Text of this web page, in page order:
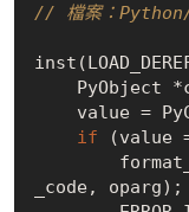
// 檔案：
if (value
_code, oparg);